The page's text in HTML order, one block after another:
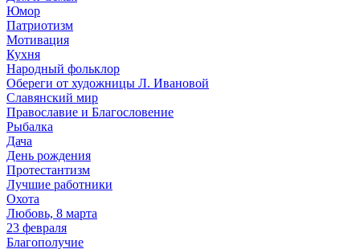
Юмор
Патриотизм
Мотивация
Кухня
Народный фольклор
Обереги от художницы Л. Ивановой
Славянский мир
Православие и Благословение
Рыбалка
Дача
День рождения
Протестантизм
Лучшие работники
Охота
Любовь, 8 марта
23 февраля
Благополучие